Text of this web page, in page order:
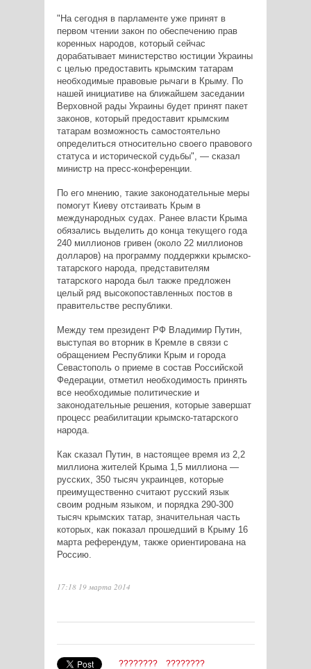
"На сегодня в парламенте уже принят в
первом чтении закон по обеспечению прав
коренных народов, который сейчас
дорабатывает министерство юстиции Украины
с целью предоставить крымским татарам
необходимые правовые рычаги в Крыму. По
нашей инициативе на ближайшем заседании
Верховной рады Украины будет принят пакет
законов, который предоставит крымским
татарам возможность самостоятельно
определиться относительно своего правового
статуса и исторической судьбы", — сказал
министр на пресс-конференции.
По его мнению, такие законодательные меры
помогут Киеву отстаивать Крым в
международных судах. Ранее власти Крыма
обязались выделить до конца текущего года
240 миллионов гривен (около 22 миллионов
долларов) на программу поддержки крымско-
татарского народа, представителям
татарского народа был также предложен
целый ряд высокопоставленных постов в
правительстве республики.
Между тем президент РФ Владимир Путин,
выступая во вторник в Кремле в связи с
обращением Республики Крым и города
Севастополь о приеме в состав Российской
Федерации, отметил необходимость принять
все необходимые политические и
законодательные решения, которые завершат
процесс реабилитации крымско-татарского
народа.
Как сказал Путин, в настоящее время из 2,2
миллиона жителей Крыма 1,5 миллиона —
русских, 350 тысяч украинцев, которые
преимущественно считают русский язык
своим родным языком, и порядка 290-300
тысяч крымских татар, значительная часть
которых, как показал прошедший в Крыму 16
марта референдум, также ориентирована на
Россию.
17:18 19 марта 2014
???????? ????????